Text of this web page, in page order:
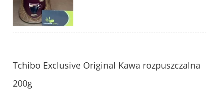
Tchibo Exclusive Original Kawa rozpuszczalna
200g